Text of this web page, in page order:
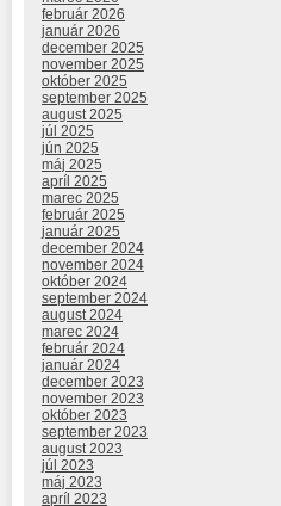
február 2026
január 2026
december 2025
november 2025
október 2025
september 2025
august 2025
júl 2025
jún 2025
máj 2025
apríl 2025
marec 2025
február 2025
január 2025
december 2024
november 2024
október 2024
september 2024
august 2024
marec 2024
február 2024
január 2024
december 2023
november 2023
október 2023
september 2023
august 2023
júl 2023
máj 2023
apríl 2023